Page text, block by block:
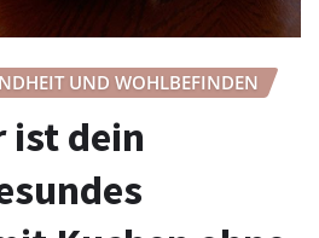
UND WOHLBEFINDEN
ist dein